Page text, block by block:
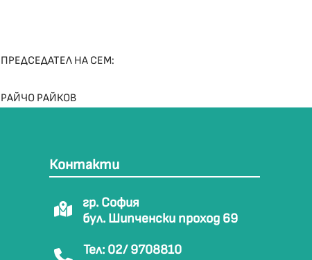
ПРЕДСЕДАТЕЛ НА СЕМ:
РАЙЧО РАЙКОВ
Контакти
гр. София
бул. Шипченски проход 69
Тел: 02/ 9708810